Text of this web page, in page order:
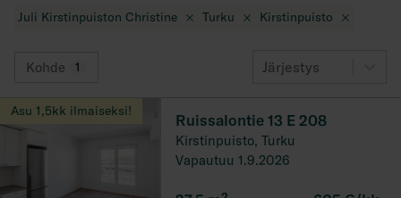
Juli Kirstinpuiston Christine Turku Kirstinpuisto
Kohde 1 Järjestys
Asu 1,5kk ilmaiseksi! Ruissalontie 13 E 208
Kirstinpuisto, Turku
Vapautuu 1.9.2026